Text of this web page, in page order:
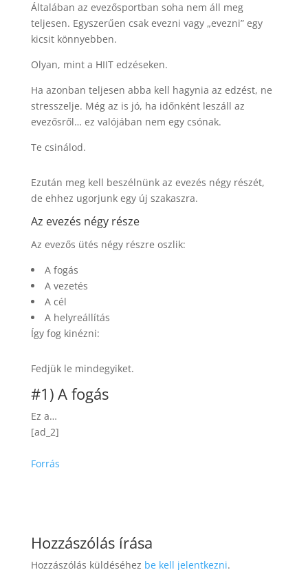
Általában az evezősportban soha nem áll meg
teljesen. Egyszerűen csak evezni vagy „evezni” egy
kicsit könnyebben.
Olyan, mint a HIIT edzéseken.
Ha azonban teljesen abba kell hagynia az edzést, ne
stresszelje. Még az is jó, ha időnként leszáll az
evezősről… ez valójában nem egy csónak.
Te csinálod.
Ezután meg kell beszélnünk az evezés négy részét,
de ehhez ugorjunk egy új szakaszra.
Az evezés négy része
Az evezős ütés négy részre oszlik:
A fogás
A vezetés
A cél
A helyreállítás
Így fog kinézni:
Fedjük le mindegyiket.
#1) A fogás
Ez a…
[ad_2]
Forrás
Hozzászólás írása
Hozzászólás küldéséhez be kell jelentkezni.